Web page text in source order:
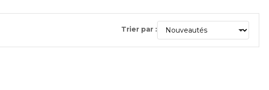
Trier par :